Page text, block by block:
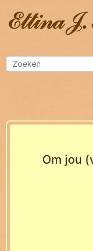
Om jou